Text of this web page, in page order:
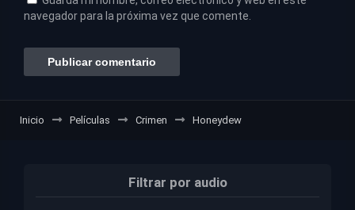
navegador para la próxima vez que comente.
Inicio Películas Crimen Honeydew
Filtrar por audio